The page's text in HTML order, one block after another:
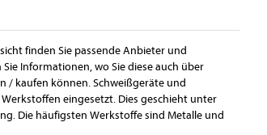
finden Sie passende Anbieter und
Informationen, wo Sie diese auch über
/ kaufen können. Schweißgeräte und
eingesetzt. Dies geschieht unter
Die häufigsten Werkstoffe sind Metalle und